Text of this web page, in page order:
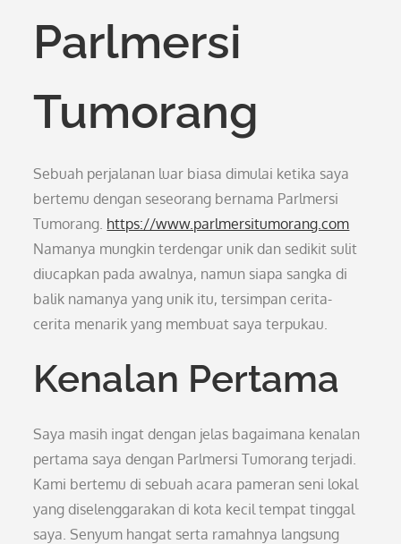
Parlmersi
Tumorang
Sebuah perjalanan luar biasa dimulai ketika saya
bertemu dengan seseorang bernama Parlmersi
Tumorang. https://www.parlmersitumorang.com
Namanya mungkin terdengar unik dan sedikit sulit
diucapkan pada awalnya, namun siapa sangka di
balik namanya yang unik itu, tersimpan cerita-
cerita menarik yang membuat saya terpukau.
Kenalan Pertama
Saya masih ingat dengan jelas bagaimana kenalan
pertama saya dengan Parlmersi Tumorang terjadi.
Kami bertemu di sebuah acara pameran seni lokal
yang diselenggarakan di kota kecil tempat tinggal
saya. Senyum hangat serta ramahnya langsung